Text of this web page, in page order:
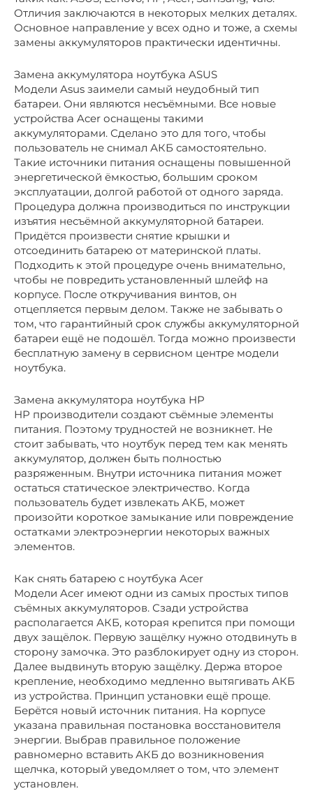
Отличия заключаются в некоторых мелких деталях.
Основное направление у всех одно и тоже, а схемы
замены аккумуляторов практически идентичны.
Замена аккумулятора ноутбука ASUS
Модели Asus заимели самый неудобный тип
батареи. Они являются несъёмными. Все новые
устройства Acer оснащены такими
аккумуляторами. Сделано это для того, чтобы
пользователь не снимал АКБ самостоятельно.
Такие источники питания оснащены повышенной
энергетической ёмкостью, большим сроком
эксплуатации, долгой работой от одного заряда.
Процедура должна производиться по инструкции
изъятия несъёмной аккумуляторной батареи.
Придётся произвести снятие крышки и
отсоединить батарею от материнской платы.
Подходить к этой процедуре очень внимательно,
чтобы не повредить установленный шлейф на
корпусе. После откручивания винтов, он
отцепляется первым делом. Также не забывать о
том, что гарантийный срок службы аккумуляторной
батареи ещё не подошёл. Тогда можно произвести
бесплатную замену в сервисном центре модели
ноутбука.
Замена аккумулятора ноутбука HP
НР производители создают съёмные элементы
питания. Поэтому трудностей не возникнет. Не
стоит забывать, что ноутбук перед тем как менять
аккумулятор, должен быть полностью
разряженным. Внутри источника питания может
остаться статическое электричество. Когда
пользователь будет извлекать АКБ, может
произойти короткое замыкание или повреждение
остатками электроэнергии некоторых важных
элементов.
Как снять батарею с ноутбука Acer
Модели Acer имеют одни из самых простых типов
съёмных аккумуляторов. Сзади устройства
располагается АКБ, которая крепится при помощи
двух защёлок. Первую защёлку нужно отодвинуть в
сторону замочка. Это разблокирует одну из сторон.
Далее выдвинуть вторую защёлку. Держа второе
крепление, необходимо медленно вытягивать АКБ
из устройства. Принцип установки ещё проще.
Берётся новый источник питания. На корпусе
указана правильная постановка восстановителя
энергии. Выбрав правильное положение
равномерно вставить АКБ до возникновения
щелчка, который уведомляет о том, что элемент
установлен.